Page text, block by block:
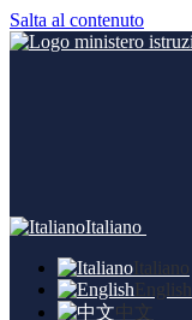
Salta al contenuto
Italiano
Italiano
English
中文